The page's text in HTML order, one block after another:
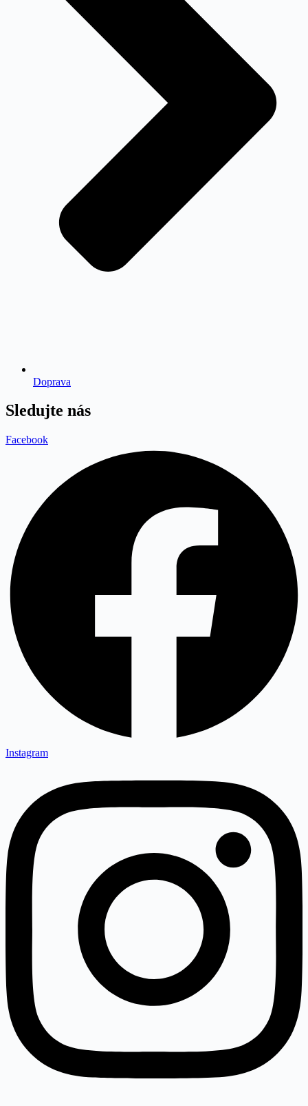
Doprava
Sledujte nás
Facebook
Instagram